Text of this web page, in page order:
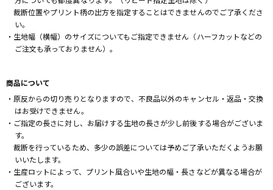
裁断位置やプリント柄の出方を指定することはできませんのでご了承くださ
い。
・生地幅（横幅）のサイズについてもご指定できません（ハーフカットなどの
ご注文も承っておりません）。
商品について
・原反からの切り売りとなりますので、不良品以外のキャンセル・返品・交換
はお受けできません。
・ご指定の長さに対し、お届けする生地の長さが少し前後する場合がございま
す。
裁断を行っているため、多少の誤差については予めご了承いただくようお願
いいたします。
・生産ロットによって、プリント風合いや生地の幅・長さなどが異なる場合が
ございます。